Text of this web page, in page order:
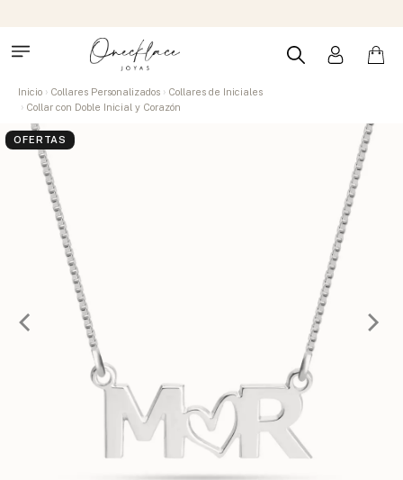
Inicio Collares Personalizados
Collares de Iniciales
Collar con Doble Inicial y Corazón
OFERTAS